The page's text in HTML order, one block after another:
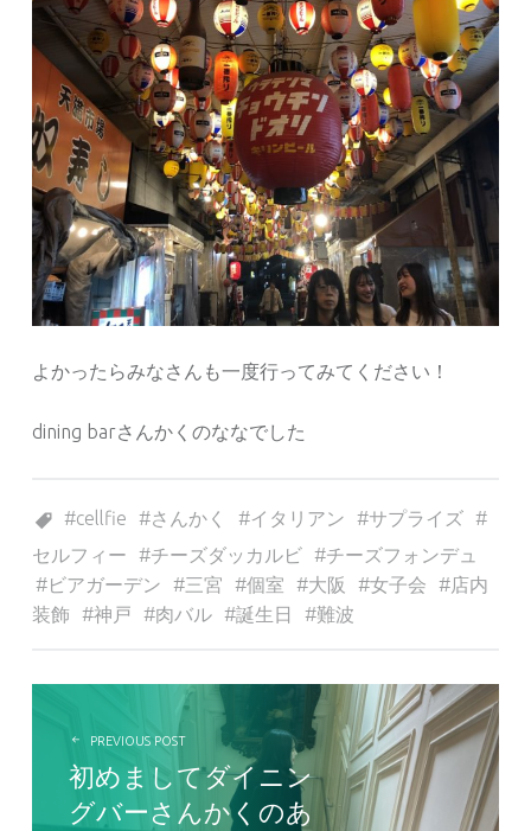
よかったらみなさんも一度行ってみてください！
dining barさんかくのななでした
cellfie
さんかく イタリアン
サプライズ
セルフィー
チーズダッカルビ
チーズフォンデュ
ビアガーデン
三宮 個室 大阪 女子会
店内
装飾
神戸 肉バル 誕生日 難波
投稿ナビゲーション
PREVIOUS POST
初めましてダイニン
グバーさんかくのあ